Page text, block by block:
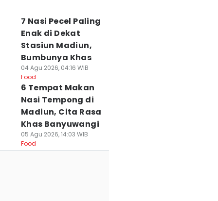
7 Nasi Pecel Paling
Enak di Dekat
Stasiun Madiun,
Bumbunya Khas
04 Agu 2026, 04:16 WIB
Food
6 Tempat Makan
Nasi Tempong di
Madiun, Cita Rasa
Khas Banyuwangi
05 Agu 2026, 14:03 WIB
Food